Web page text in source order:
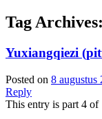
Tag Archives:
Yuxiangqiezi
Posted on 8 augustus
Reply
This entry is part 4 of